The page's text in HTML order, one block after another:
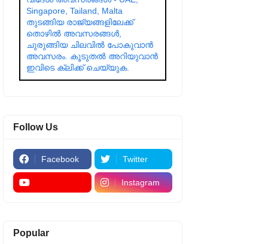
Singapore, Tailand, Malta
തുടങ്ങിയ രാജ്യങ്ങളിലേക്ക്
തൊഴിൽ അവസരങ്ങൾ,
ചുരുങ്ങിയ ചിലവിൽ പോകുവാൻ
അവസരം. കൂടുതൽ അറിയുവാൻ
ഇവിടെ ക്ലിക്ക് ചെയ്യുക.
Follow Us
Facebook Twitter
Instagram
Popular